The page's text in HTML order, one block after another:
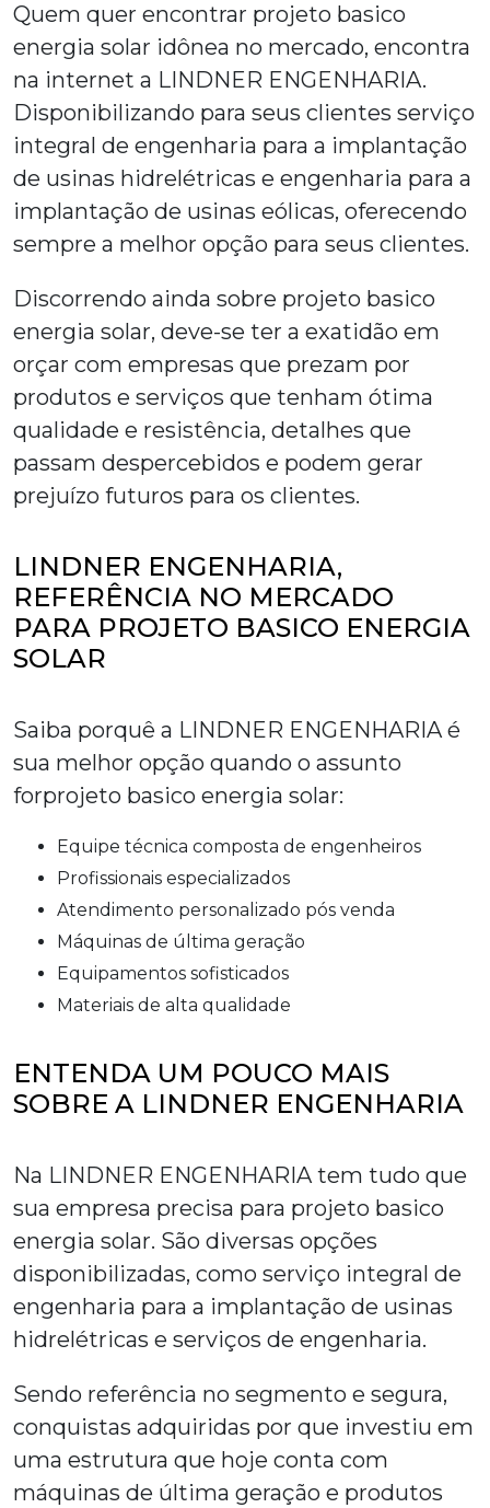
Quem quer encontrar projeto basico
energia solar idônea no mercado, encontra
na internet a LINDNER ENGENHARIA.
Disponibilizando para seus clientes serviço
integral de engenharia para a implantação
de usinas hidrelétricas e engenharia para a
implantação de usinas eólicas, oferecendo
sempre a melhor opção para seus clientes.
Discorrendo ainda sobre projeto basico
energia solar, deve-se ter a exatidão em
orçar com empresas que prezam por
produtos e serviços que tenham ótima
qualidade e resistência, detalhes que
passam despercebidos e podem gerar
prejuízo futuros para os clientes.
LINDNER ENGENHARIA,
REFERÊNCIA NO MERCADO
PARA PROJETO BASICO ENERGIA
SOLAR
Saiba porquê a LINDNER ENGENHARIA é
sua melhor opção quando o assunto
forprojeto basico energia solar:
equipe técnica composta de engenheiros
profissionais especializados
atendimento personalizado pós venda
máquinas de última geração
equipamentos sofisticados
materiais de alta qualidade
ENTENDA UM POUCO MAIS
SOBRE A LINDNER ENGENHARIA
Na LINDNER ENGENHARIA tem tudo que
sua empresa precisa para projeto basico
energia solar. São diversas opções
disponibilizadas, como serviço integral de
engenharia para a implantação de usinas
hidrelétricas e serviços de engenharia.
Sendo referência no segmento e segura,
conquistas adquiridas por que investiu em
uma estrutura que hoje conta com
máquinas de última geração e produtos